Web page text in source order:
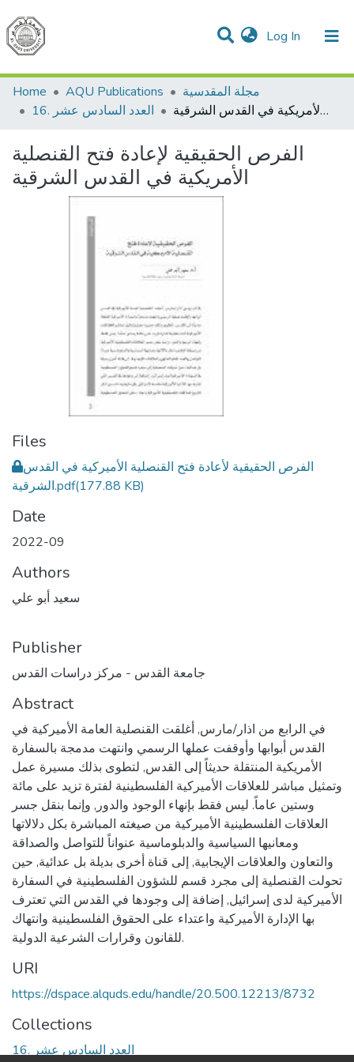
Log In (current)
Communities & Collections
All of DSpace
Home
AQU Publications
مجلة المقدسية
16. العدد السادس عشر
الفرص الحقيقية لإعادة فتح القنصلية الأمريكية في القدس الشرقية
الفرص الحقيقية لإعادة فتح القنصلية
الأمريكية في القدس الشرقية
Files
الفرص الحقيقية لأعادة فتح القنصلية الأميركية في القدس
الشرقية.pdf(177.88 KB)
Date
2022-09
Authors
سعيد أبو علي
Publisher
جامعة القدس - مركز دراسات القدس
Abstract
في الرابع من اذار/مارس, أغلقت القنصلية العامة الأميركية في
القدس أبوابها وأوقفت عملها الرسمي وانتهت مدمجة بالسفارة
الأمريكية المنتقلة حديثاً إلى القدس, لتطوى بذلك مسيرة عمل
وتمثيل مباشر للعلاقات الأميركية الفلسطينية لفترة تزيد على مائة
وستين عاماً. ليس فقط بإنهاء الوجود والدور, وإنما بنقل جسر
العلاقات الفلسطينية الأميركية من صيغته المباشرة بكل دلالاتها
ومعانيها السياسية والدبلوماسية عنواناً للتواصل والصداقة
والتعاون والعلاقات الإيجابية, إلى قناة أخرى بديلة بل عدائية, حين
تحولت القنصلية إلى مجرد قسم للشؤون الفلسطينية في السفارة
الأميركية لدى إسرائيل, إضافة إلى وجودها في القدس التي تعترف
بها الإدارة الأميركية واعتداء على الحقوق الفلسطينية وانتهاك
للقانون وقرارات الشرعية الدولية.
URI
https://dspace.alquds.edu/handle/20.500.12213/8732
Collections
16. العدد السادس عشر